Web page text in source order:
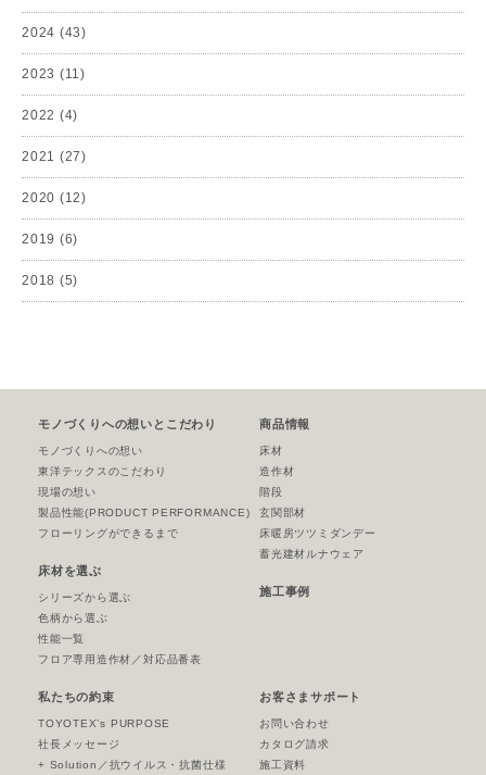
2024 (43)
2023 (11)
2022 (4)
2021 (27)
2020 (12)
2019 (6)
2018 (5)
モノづくりへの想いとこだわり
モノづくりへの想い
東洋テックスのこだわり
現場の想い
製品性能(PRODUCT PERFORMANCE)
フローリングができるまで
床材を選ぶ
シリーズから選ぶ
色柄から選ぶ
性能一覧
フロア専用造作材／対応品番表
商品情報
床材
造作材
階段
玄関部材
床暖房ツツミダンデー
蓄光建材ルナウェア
施工事例
私たちの約束
TOYOTEX’s PURPOSE
社長メッセージ
+ Solution／抗ウイルス・抗菌仕様
お客さまサポート
お問い合わせ
カタログ請求
施工資料